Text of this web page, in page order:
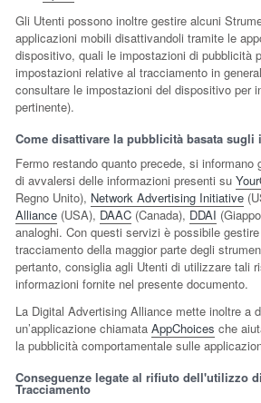
Gli Utenti possono inoltre gestire alcuni
applicazioni mobili disattivandoli tramite le
dispositivo, quali le impostazioni di pubblicità
impostazioni relative al tracciamento in
consultare le impostazioni del dispositivo per
pertinente).
Come disattivare la pubblicità basata sugli
Fermo restando quanto precede, si
di avvalersi delle informazioni presenti su
Regno Unito), Network Advertising Initiative
Alliance (USA), DAAC (Canada), DDAI
analoghi. Con questi servizi è possibile
tracciamento della maggior parte degli
pertanto, consiglia agli Utenti di utilizzare tali
informazioni fornite nel presente documento.
La Digital Advertising Alliance mette inoltre a
un’applicazione chiamata AppChoices che
la pubblicità comportamentale sulle
Conseguenze legate al rifiuto dell'utilizzo
Tracciamento